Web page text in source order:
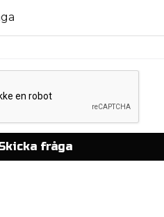
fråga